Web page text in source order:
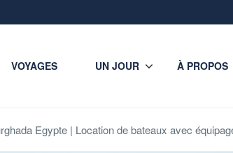
VOYAGES UN JOUR À PROPOS
Egypte | Location de bateaux avec